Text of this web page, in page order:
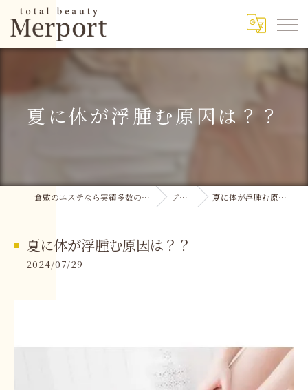
夏に体が浮腫む原因は？？
倉敷のエステなら実績多数のMerport ブログ 夏に体が浮腫む原因は？？
夏に体が浮腫む原因は？？
2024/07/29